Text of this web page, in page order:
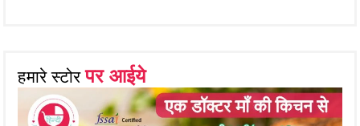
हमारे स्टोरपर आईये